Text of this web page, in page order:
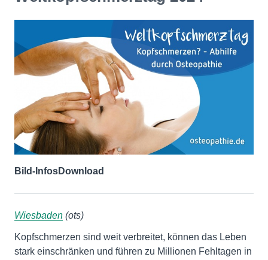
Bild-InfosDownload
Wiesbaden (ots)
Kopfschmerzen sind weit verbreitet, können das Leben
stark einschränken und führen zu Millionen Fehltagen in